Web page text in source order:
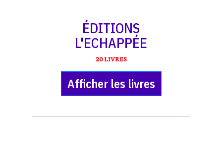
ÉDITIONS
L'ECHAPPÉE
20 LIVRES
Afficher les livres